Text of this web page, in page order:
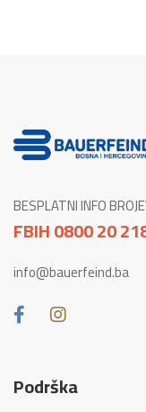
BESPLATNI INFO
FBIH 0800 20
info@bauerfeind.ba
Podrška